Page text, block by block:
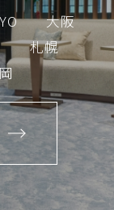
大阪
札幌